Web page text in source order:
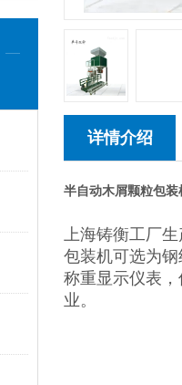
详情介绍
半自动木屑颗粒包装
上海铸衡工厂
包装机可选为
称重显示仪表
业。